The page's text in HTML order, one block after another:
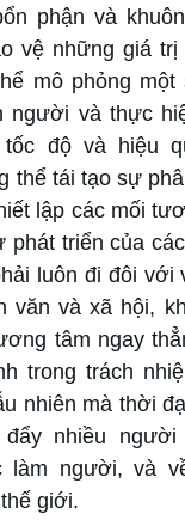
phận và
vệ những giá trị
mô phỏng một
người và thực
độ và hiệu
thể tái tạo sự
lập các mối
phát triển của
luôn đi đôi với
văn và xã hội,
tâm ngay
trong trách
nhiên mà thời
đẩy nhiều
làm người, và
giới.